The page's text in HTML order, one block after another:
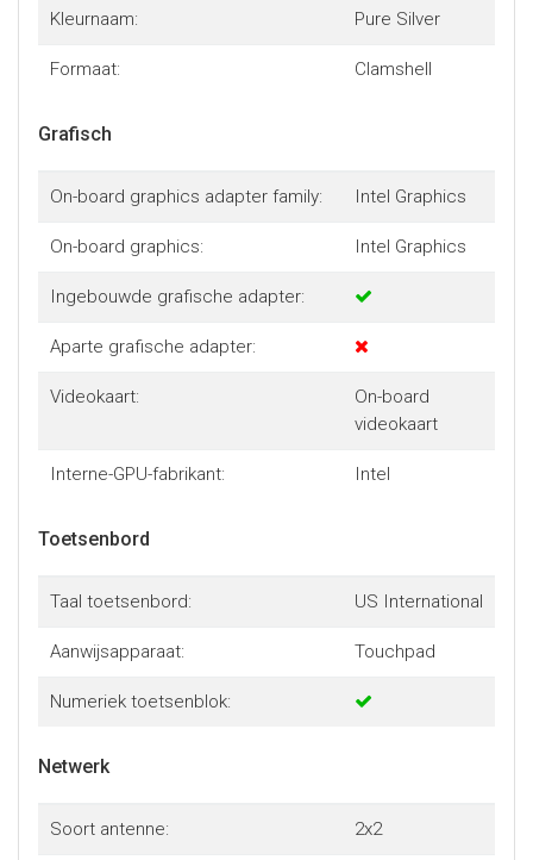
Kleurnaam: Pure Silver
Formaat: Clamshell
Grafisch
On-board graphics adapter family: Intel Graphics
On-board graphics: Intel Graphics
Ingebouwde grafische adapter:
Aparte grafische adapter:
Videokaart:
On-board
videokaart
Interne-GPU-fabrikant: Intel
Toetsenbord
Taal toetsenbord: US International
Aanwijsapparaat: Touchpad
Numeriek toetsenblok:
Netwerk
Soort antenne: 2x2